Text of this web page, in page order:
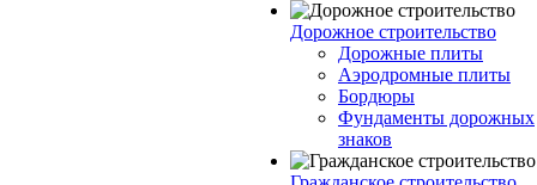
Дорожное строительство
Дорожные плиты
Аэродромные плиты
Бордюры
Фундаменты дорожных
знаков